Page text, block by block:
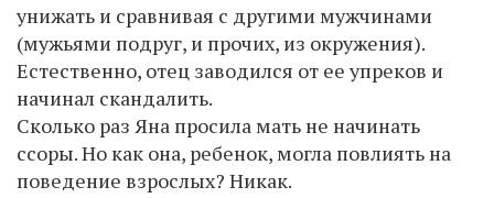
унижать и сравнивая с другими мужчинами
(мужьями подруг, и прочих, из окружения).
Естественно, отец заводился от ее упреков и
начинал скандалить.
Сколько раз Яна просила мать не начинать
ссоры. Но как она, ребенок, могла повлиять на
поведение взрослых? Никак.